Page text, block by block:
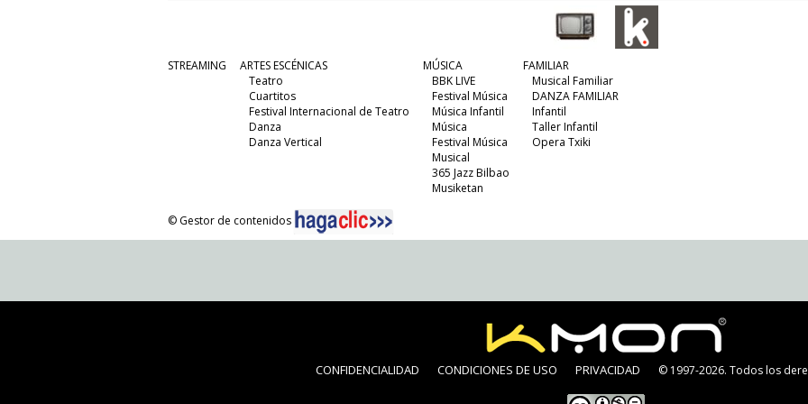
STREAMING
ARTES ESCÉNICAS
Teatro
Cuartitos
Festival Internacional de Teatro
Danza
Danza Vertical
MÚSICA
BBK LIVE
Festival Música
Música Infantil
Música
Festival Música
Musical
365 Jazz Bilbao
Musiketan
FAMILIAR
Musical Familiar
DANZA FAMILIAR
Infantil
Taller Infantil
Opera Txiki
© Gestor de contenidos
CONFIDENCIALIDAD CONDICIONES DE USO PRIVACIDAD © 1997-2026. Todos los